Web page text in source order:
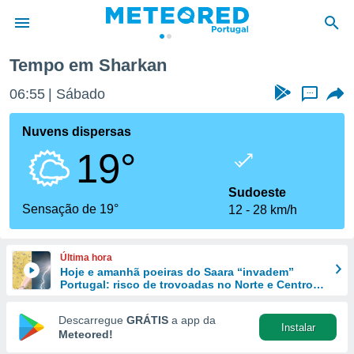
da
foi
fornecidas
a este
das
e
forma
digital
Tempo em Sharkan
06:55 Sábado ...
Nuvens dispersas
19°
Sensação de 19°
Sudoeste
12
28 km/h
Última hora
Hoje e amanhã poeiras do Saara “invadem”
Portugal: risco de trovoadas no Norte e Centro
Descarregue GRÁTIS a app da
Meteored!
Instalar